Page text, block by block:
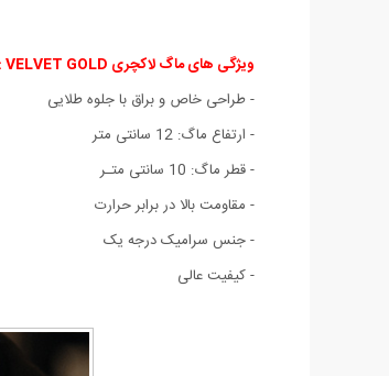
ویژگی های ماگ لاکچری VELVET GOLD :
- طراحی خاص و براق با جلوه طلایی
- ارتفاع ماگ: 12 سانتی متر
- قطر ماگ: 10 سانتی متـر
- مقاومت بالا در برابر حرارت
- جنس سرامیک درجه‌ یک
- کیفیت عالی